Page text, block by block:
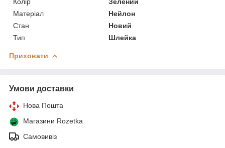
Матеріал
Нейлон
Стан
Новий
Тип
Шлейка
Приховати
Умови доставки
Нова Пошта
Магазини Rozetka
Самовивіз